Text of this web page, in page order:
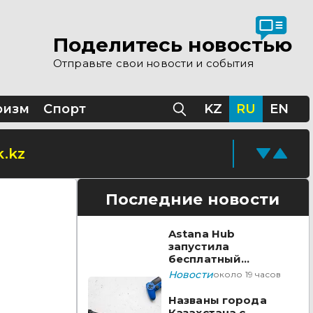
Поделитесь новостью
Отправьте свои новости и события
Спорт KZ RU EN
Последние новости
Astana Hub
запустила
бесплатный
акселератор для
видеоигр
Новостиоколо 19 часов
Названы города